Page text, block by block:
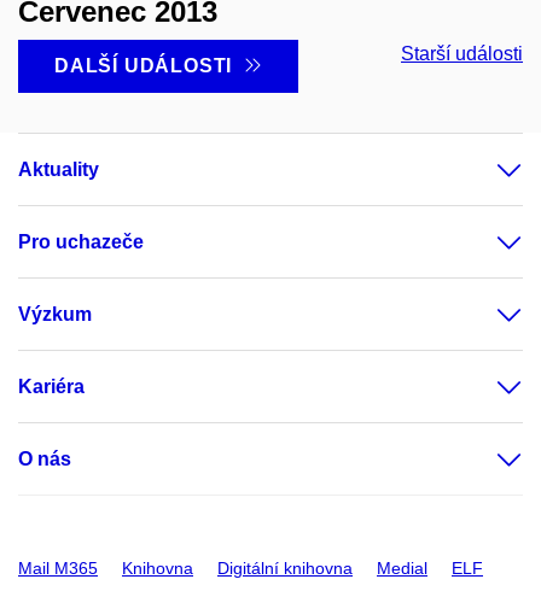
Červenec 2013
DALŠÍ UDÁLOSTI
Starší události
Aktuality
Pro uchazeče
Výzkum
Kariéra
O nás
Mail M365 Knihovna Digitální knihovna Medial ELF